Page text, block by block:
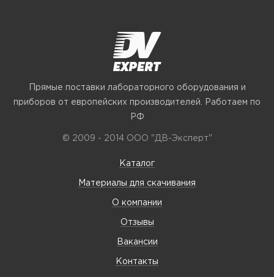
Прямые поставки лабораторного оборудования и
приборов от европейских производителей. Работаем по
РФ
© 2009 - 2014 ООО "ДВ-Эксперт"
Каталог
Материалы для скачивания
О компании
Отзывы
Вакансии
Контакты